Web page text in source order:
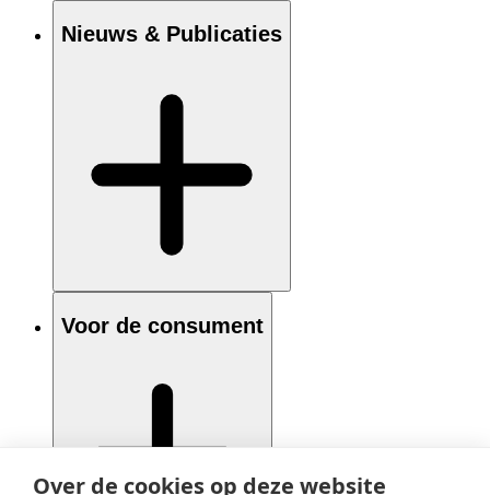
Over de cookies op deze website
Nieuws & Publicaties
Voor de consument